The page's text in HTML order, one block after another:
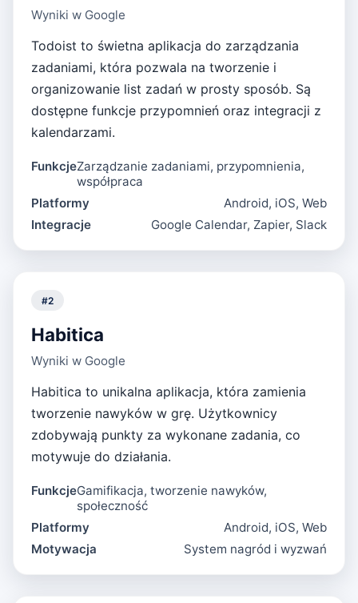
Wyniki w Google
Todoist to świetna aplikacja do zarządzania
zadaniami, która pozwala na tworzenie i
organizowanie list zadań w prosty sposób. Są
dostępne funkcje przypomnień oraz integracji z
kalendarzami.
FunkcjeZarządzanie zadaniami, przypomnienia,
współpraca
Platformy
Android, iOS, Web
Integracje
Google Calendar, Zapier, Slack
#2
Habitica
Wyniki w Google
Habitica to unikalna aplikacja, która zamienia
tworzenie nawyków w grę. Użytkownicy
zdobywają punkty za wykonane zadania, co
motywuje do działania.
FunkcjeGamifikacja, tworzenie nawyków,
społeczność
Platformy
Android, iOS, Web
Motywacja
System nagród i wyzwań